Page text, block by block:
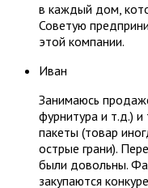
в каждый дом,
Советую
этой компании.
Иван
Занимаюсь
фурнитура и т.д.)
пакеты (товар
острые грани).
были довольны.
закупаются